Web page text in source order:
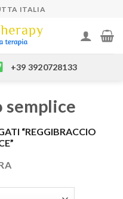
ITALIA
+39 3920728133
semplice
“REGGIBRACCIO